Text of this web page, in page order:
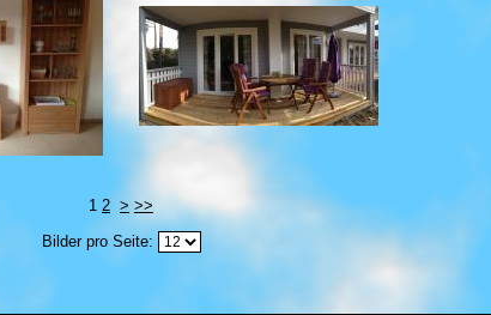
1 2 > >>
Bilder pro Seite: